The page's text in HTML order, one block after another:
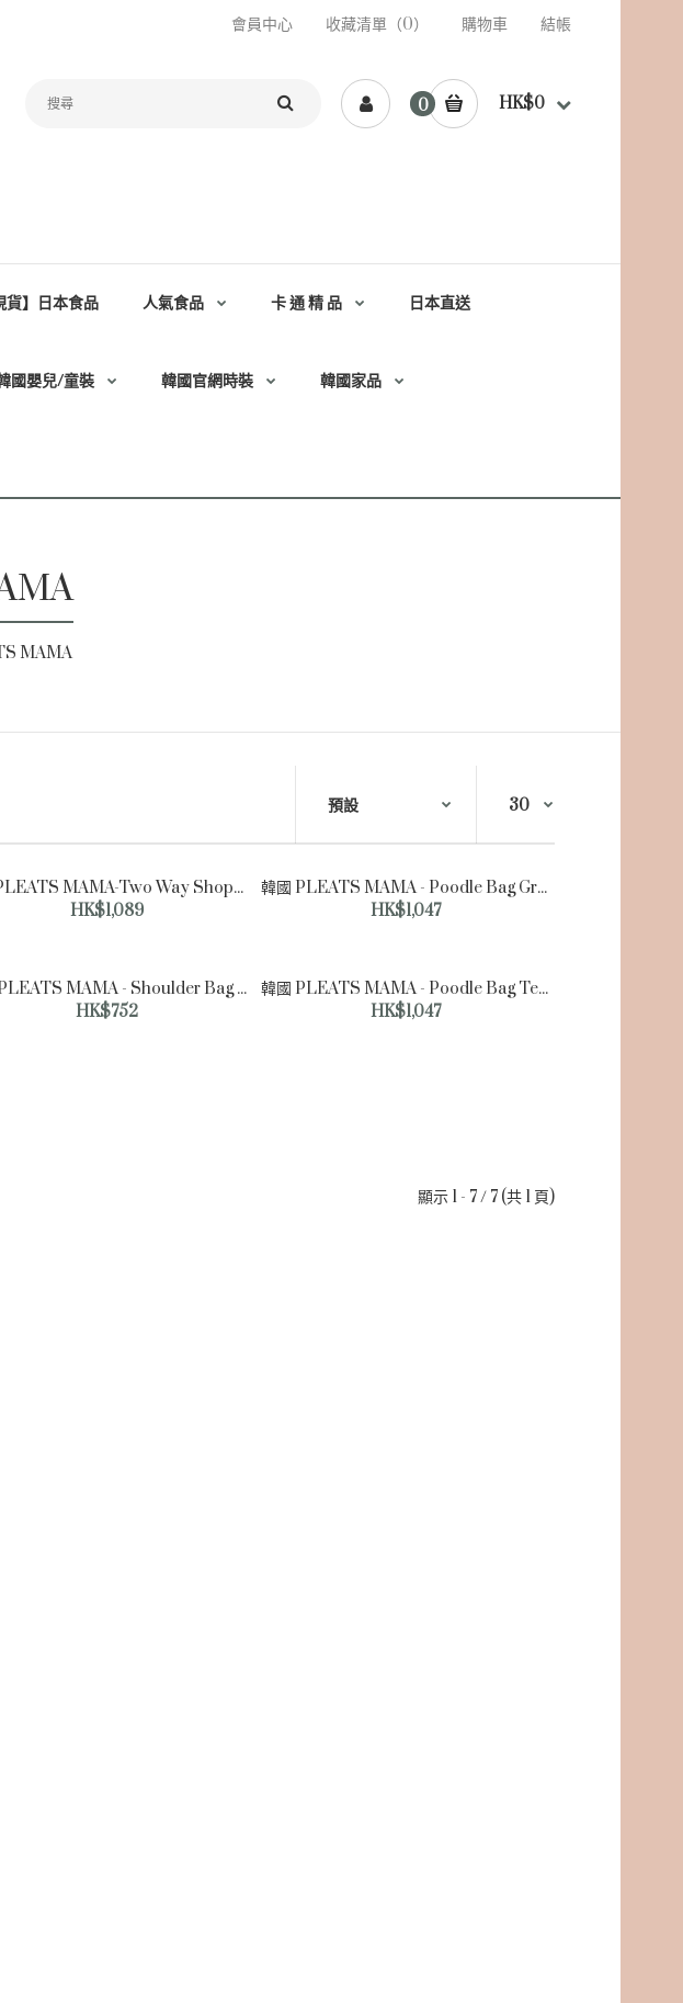
會員中心 收藏清單（0） 購物車 結帳
0 HK$0
貨】日本食品 人氣食品 卡 通 精 品 日本直送
國嬰兒/童裝 韓國官網時裝 韓國家品
MAMA
MAMA-Air
Charcoal 13 Inch
韓國PLEATS MAMA-Two Way Shopper Bag Bultina Market Edition Black
HK$1,089
韓國 PLEATS MAMA - Poodle Bag Gray New Icon 褶皺單肩袋 灰色
HK$1,047
韓國 PLEATS MAMA - Shoulder Bag Vintage Blue New Icon 單肩袋 復古藍色 【供應商預計1月2日順序出貨】
HK$752
韓國 PLEATS MAMA - Poodle Bag Teal Blue New Icon 褶皺單肩袋 青藍色
HK$1,047
顯示 1 - 7 / 7 (共 1 頁)